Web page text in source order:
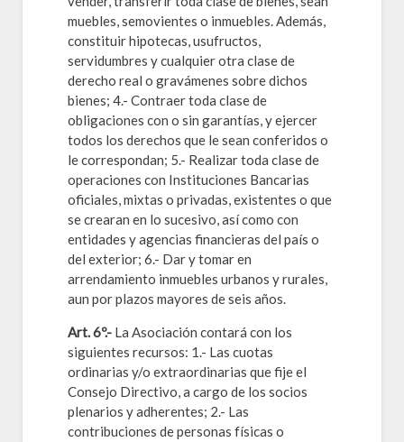
muebles, semovientes o inmuebles. Además,
constituir hipotecas, usufructos,
servidumbres y cualquier otra clase de
derecho real o gravámenes sobre dichos
bienes; 4.- Contraer toda clase de
obligaciones con o sin garantías, y ejercer
todos los derechos que le sean conferidos o
le correspondan; 5.- Realizar toda clase de
operaciones con Instituciones Bancarias
oficiales, mixtas o privadas, existentes o que
se crearan en lo sucesivo, así como con
entidades y agencias financieras del país o
del exterior; 6.- Dar y tomar en
arrendamiento inmuebles urbanos y rurales,
aun por plazos mayores de seis años.
Art. 6º.- La Asociación contará con los
siguientes recursos: 1.- Las cuotas
ordinarias y/o extraordinarias que fije el
Consejo Directivo, a cargo de los socios
plenarios y adherentes; 2.- Las
contribuciones de personas físicas o